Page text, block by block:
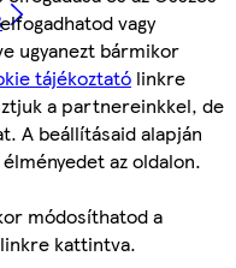
vagy
ugyanezt bármikor
tájékoztató linkre
a partnereinkkel, de
A beállításaid alapján
az oldalon.
módosíthatod a
kattintva.